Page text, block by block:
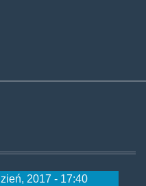
2017 - 17:40